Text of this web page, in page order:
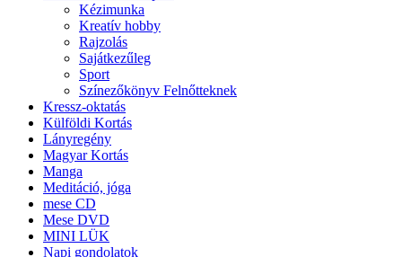
Kézimunka
Kreatív hobby
Rajzolás
Sajátkezűleg
Sport
Színezőkönyv Felnőtteknek
Kressz-oktatás
Külföldi Kortás
Lányregény
Magyar Kortás
Manga
Meditáció, jóga
mese CD
Mese DVD
MINI LÜK
Napi gondolatok